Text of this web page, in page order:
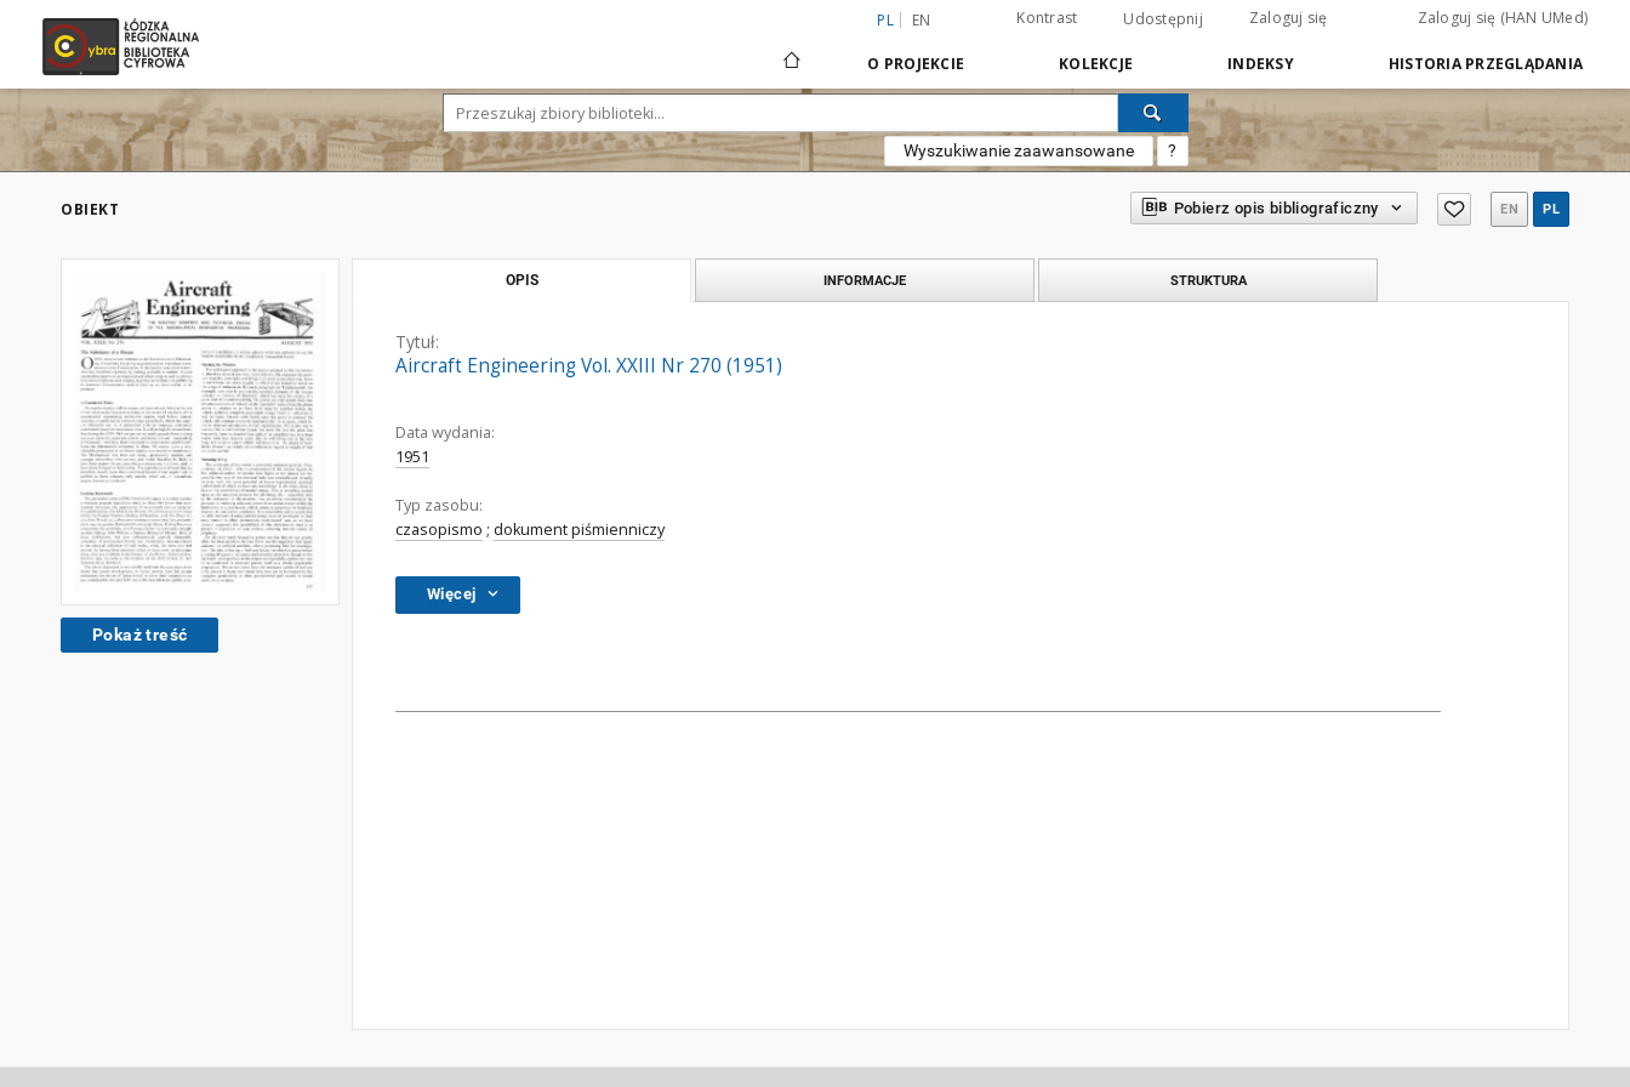
PL EN Kontrast Udostępnij Zaloguj się Zaloguj się (HAN UMed)
O PROJEKCIE KOLEKCJE INDEKSY HISTORIA PRZEGLĄDANIA
Wyszukiwanie zaawansowane ?
OBIEKT Pobierz opis bibliograficzny EN PL
Pokaż treść
OPIS INFORMACJE STRUKTURA
Tytuł:
Aircraft Engineering Vol. XXIII Nr 270 (1951)
Data wydania:
1951
Typ zasobu:
czasopismo ; dokument piśmienniczy
Więcej